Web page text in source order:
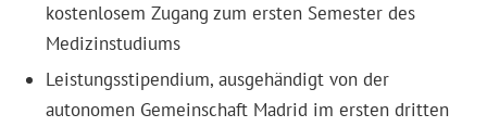
kostenlosem Zugang zum ersten Semester des
Medizinstudiums
Leistungsstipendium, ausgehändigt von der
autonomen Gemeinschaft Madrid im ersten dritten